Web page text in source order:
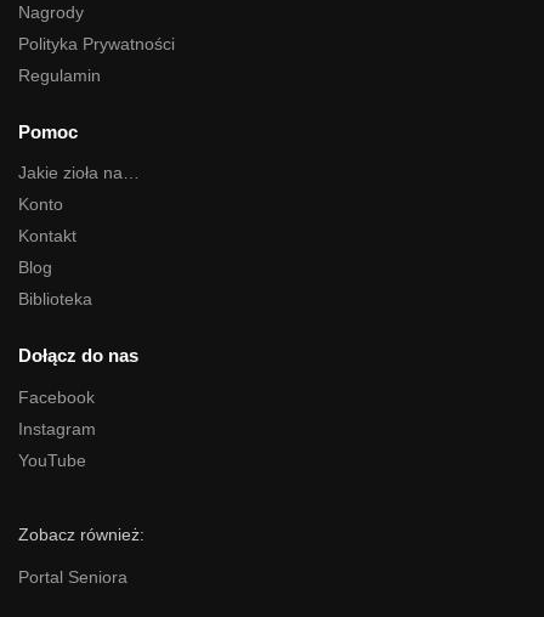
Nagrody
Polityka Prywatności
Regulamin
Pomoc
Jakie zioła na…
Konto
Kontakt
Blog
Biblioteka
Dołącz do nas
Facebook
Instagram
YouTube
Zobacz również:
Portal Seniora